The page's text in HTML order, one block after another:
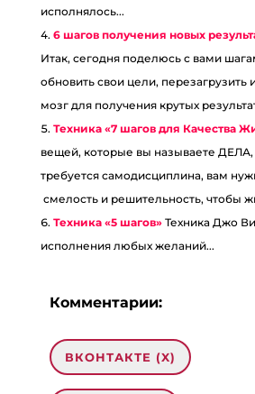
исполнялось...
6 шагов получения новых
Итак, сегодня поделюсь с вами
обновить свои цели, перезагрузить
мозг для получения крутых
Техника «7 шагов для Качества
вещей, которые вы называете ДЕЛА,
требуется самодисциплина, вам
смелость и решительность, чтобы
Техника «5 шагов» Техника Джо
исполнения любых желаний...
Комментарии:
ВКОНТАКТЕ (X)